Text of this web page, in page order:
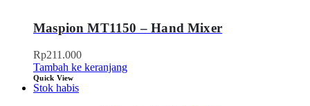
Maspion MT1150 – Hand Mixer
Rp211.000
Tambah ke keranjang
Quick View
Stok habis